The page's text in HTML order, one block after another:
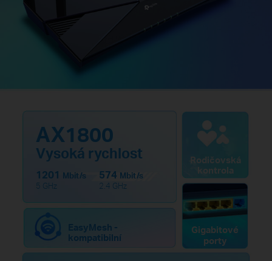
AX1800
Vysoká rychlost
1201 Mbit/s
5 GHz
574 Mbit/s
2.4 GHz
Rodičovská
kontrola
Gigabitové
porty
EasyMesh -
kompatibilní